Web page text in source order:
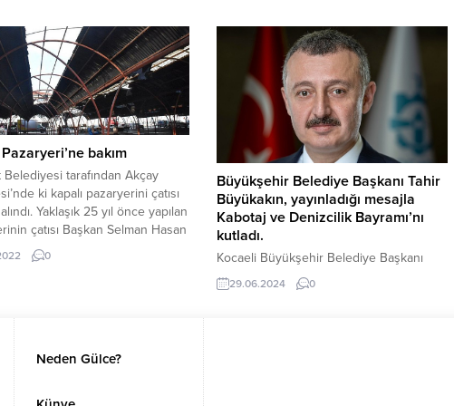
olarak görmüş ve Büyükşehir
Meclisindeki sayısal
güvenerek doğal ve
tek tek rant aracı
sıra
müdahalede bulundu. Seyrantepe TEM
otoyolunda suya gömülen araç için
yapılan kurtarma çalışmasına İBB ekipleri
de katıldı.
bakım
Belediyesi tarafından Akçay
ki kapalı pazaryerini çatısı
Yaklaşık 25 yıl önce yapılan
çatısı Başkan Selman Hasan
talimatı ile yenileniyor.
Akçay Mahallesi’nde ki
konu olan çatısında bakım
çalışmalarına başlandı. Başkan
Hasan...
0
Büyükşehir Belediye Başkanı Tahir
Büyükakın, yayınladığı mesajla
Kabotaj ve Denizcilik Bayramı’nı
kutladı.
Kocaeli Büyükşehir Belediye Başkanı
Tahir Büyükakın, denizlerimizde edinilen
bağımsızlığın egemenliğimiz ve
29.06.2024 0
Neden Gülce?